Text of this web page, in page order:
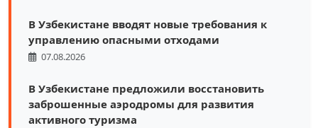
В Узбекистане вводят новые требования к
управлению опасными отходами
07.08.2026
В Узбекистане предложили восстановить
заброшенные аэродромы для развития
активного туризма